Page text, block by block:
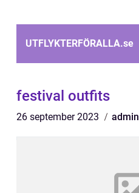
UTFLYKTERFÖRALLA.se
festival outfits
26 september 2023 admin